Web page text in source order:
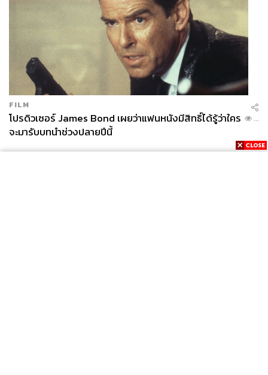
ABOUT THE AUTHOR
THE STANDARD TEAM
กองบรรณาธิการ THE STANDARD
ABOUT THE PHOTOGRAPHER
ศวิตา พูลเสถียร
ช่างภาพข่าว ประจำสำนักข่าว THE
STANDARD
FILM
โปรดิวเซอร์ James Bond เผยว่าแฟนหนังมีสิทธิ์ได้รู้ว่าใคร
จะมารับบทนำช่วงปลายปีนี้
...